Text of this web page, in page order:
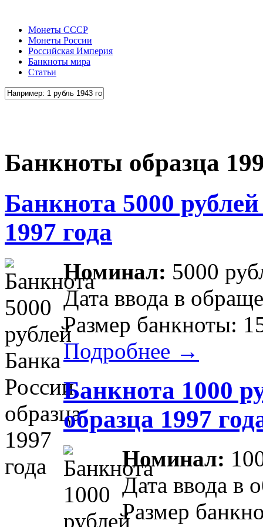
Монеты СССР
Монеты России
Российская Империя
Банкноты мира
Статьи
Банкноты образца
Банкнота 5000
1997 года
Номинал: 5000
Дата ввода в
Размер банкноты:
Подробнее →
Банкнота 1000
образца 1997
Номинал:
Дата ввода в
Размер